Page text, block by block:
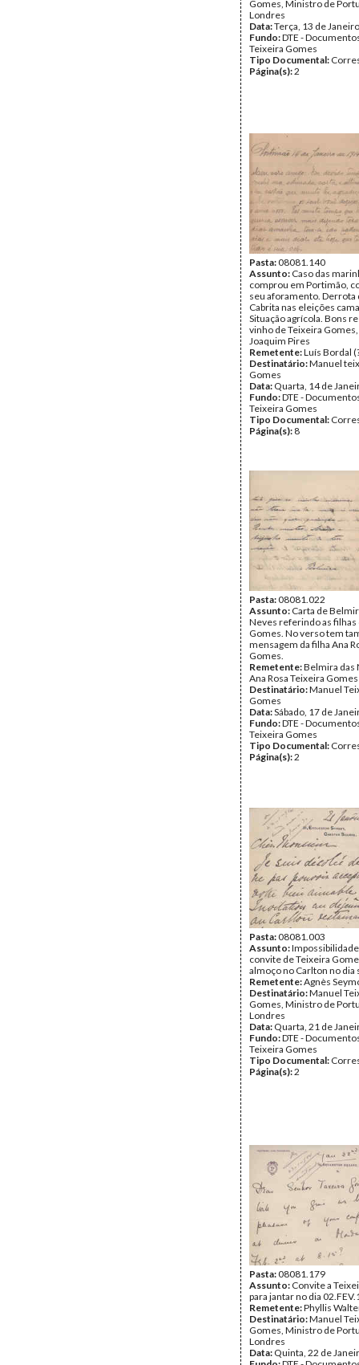
Gomes, Ministro de
Londres
Data:Terça, 13 de
Fundo:DTE -
Teixeira Gomes
Tipo Documental:
Página(s):2
Pasta:08081.140
Assunto: Caso das
comprou em Portimão,
seu aforamento. Derrota
Cabrita nas eleições
Situação agrícola. Bons
vinho de Teixeira
Joaquim Pires
Remetente:Luís Bordal
Destinatário:Manuel
Gomes
Data: Quarta, 14 de
Fundo:DTE -
Teixeira Gomes
Tipo Documental:
Página(s): 8
Pasta:08081.022
Assunto: Carta de
Neves referindo as filhas
Gomes. No verso tem
mensagem da filha Ana
Gomes.
Remetente:Belmira das
Ana Rosa Teixeira Gomes
Destinatário:Manuel
Gomes
Data:Sábado, 17 de
Fundo:DTE -
Teixeira Gomes
Tipo Documental:
Página(s):2
Pasta:08081.003
Assunto:
convite de Teixeira
almoço no Carlton no dia
Remetente:Agnès
Destinatário:Manuel
Gomes, Ministro de
Londres
Data: Quarta, 21 de
Fundo:DTE -
Teixeira Gomes
Tipo Documental:
Página(s):2
Pasta:08081.179
Assunto: Convite a
para jantar no dia
Remetente:Phyllis
Destinatário:Manuel
Gomes, Ministro de
Londres
Data: Quinta, 22 de